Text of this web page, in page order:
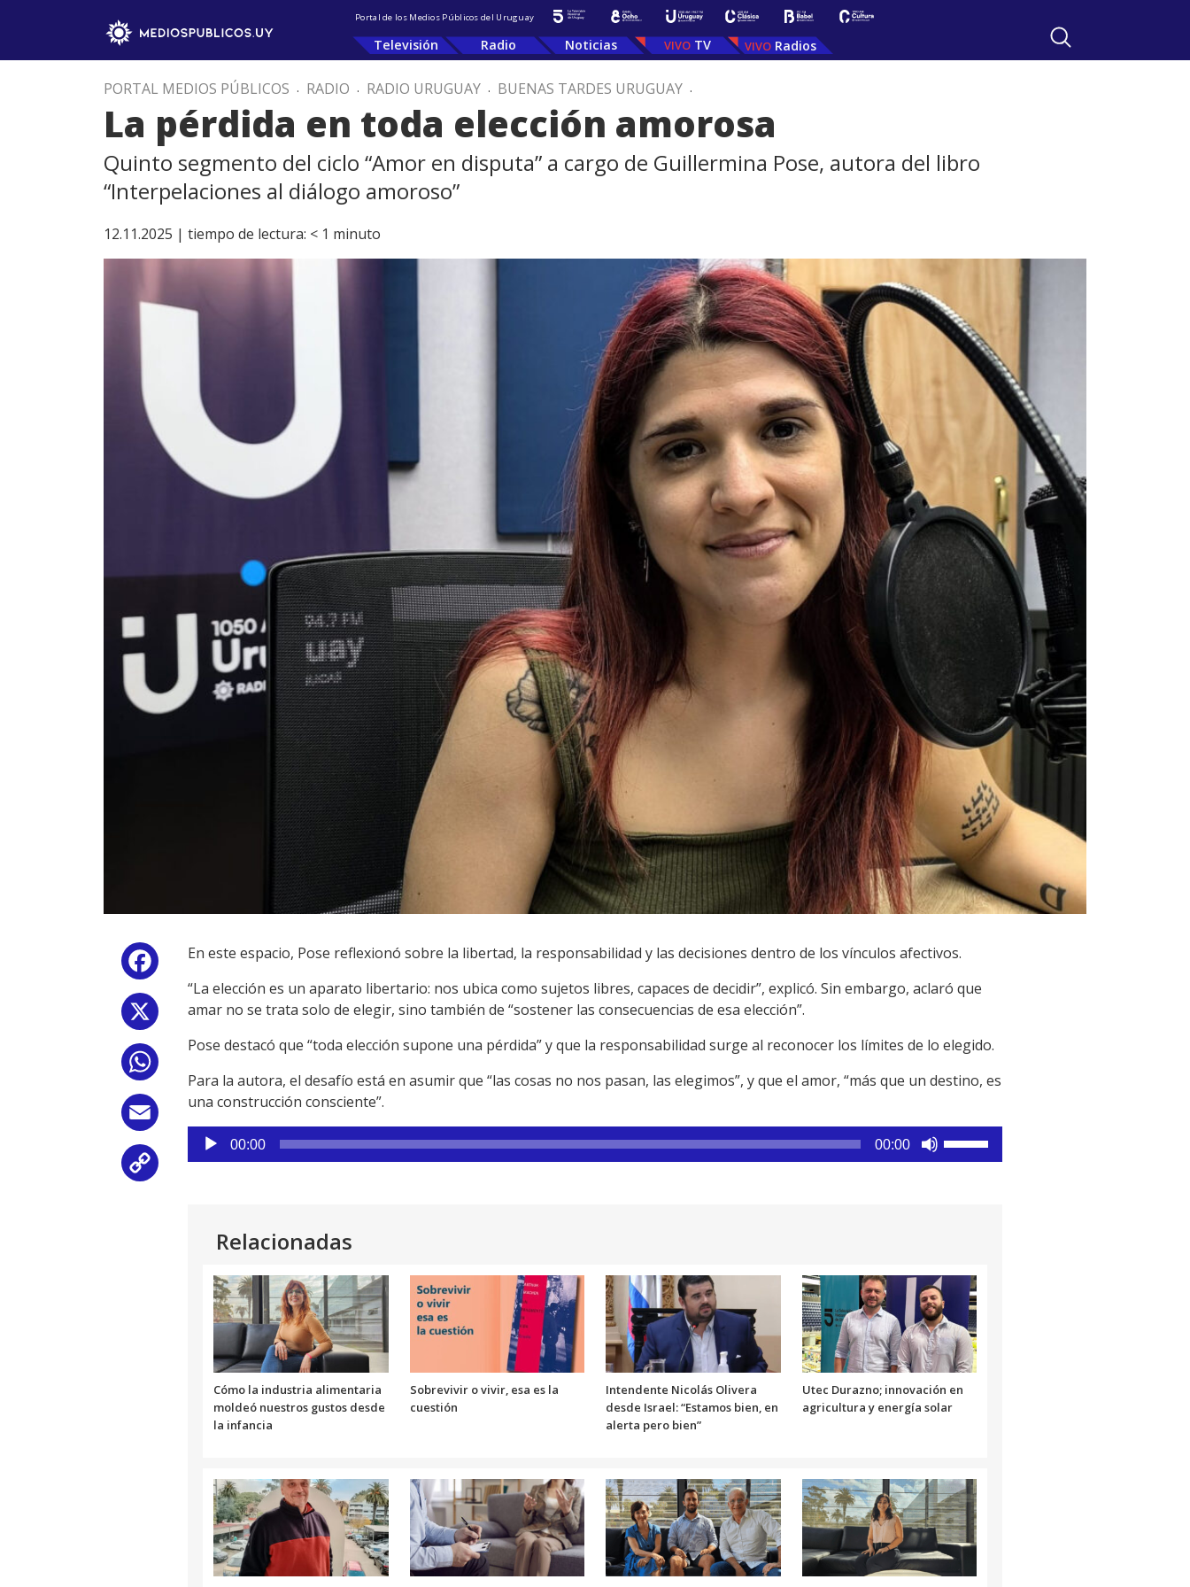
Portal de los Medios Públicos del Uruguay
Televisión Radio Noticias TV Radios
PORTAL MEDIOS PÚBLICOS . RADIO . RADIO URUGUAY . BUENAS TARDES URUGUAY .
La pérdida en toda elección amorosa
Quinto segmento del ciclo “Amor en disputa” a cargo de Guillermina Pose, autora del libro
“Interpelaciones al diálogo amoroso”
12.11.2025 | tiempo de lectura: < 1 minuto
Facebook
Copy
En este espacio, Pose reflexionó sobre la libertad, la responsabilidad y las decisiones dentro de los vínculos afectivos.
“La elección es un aparato libertario: nos ubica como sujetos libres, capaces de decidir”, explicó. Sin embargo, aclaró que
amar no se trata solo de elegir, sino también de “sostener las consecuencias de esa elección”.
Pose destacó que “toda elección supone una pérdida” y que la responsabilidad surge al reconocer los límites de lo elegido.
Para la autora, el desafío está en asumir que “las cosas no nos pasan, las elegimos”, y que el amor, “más que un destino, es
una construcción consciente”.
Reproductor
de
00:00 00:00
aumentar
o
disminuir
el
volumen.
Relacionadas
Cómo la industria alimentaria
moldeó nuestros gustos desde
la infancia
Sobrevivir o vivir, esa es la
cuestión
Intendente Nicolás Olivera
desde Israel: “Estamos bien, en
alerta pero bien”
Utec Durazno; innovación en
agricultura y energía solar